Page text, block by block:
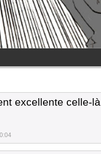
excellente celle-